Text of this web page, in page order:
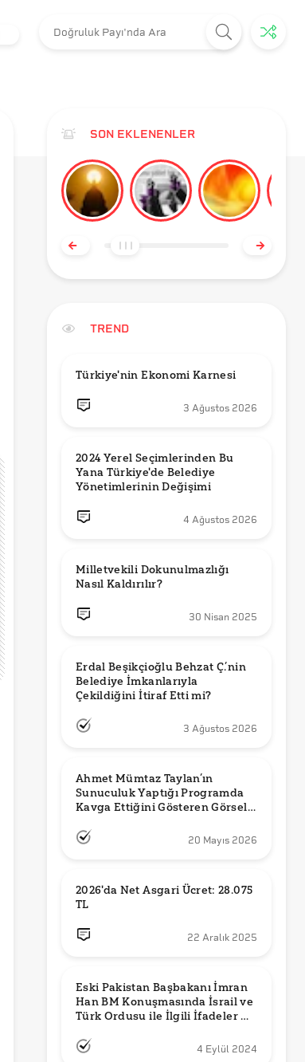
SON EKLENENLER
TREND
Türkiye'nin Ekonomi Karnesi
3 Ağustos 2026
2024 Yerel Seçimlerinden Bu
Yana Türkiye'de Belediye
Yönetimlerinin Değişimi
4 Ağustos 2026
Milletvekili Dokunulmazlığı
Nasıl Kaldırılır?
30 Nisan 2025
Erdal Beşikçioğlu Behzat Ç.’nin
Belediye İmkanlarıyla
3 Ağustos 2026
Ahmet Mümtaz Taylan’ın
Sunuculuk Yaptığı Programda
Kavga Ettiğini Gösteren Görsel
20 Mayıs 2026
2026'da Net Asgari Ücret: 28.075
TL
22 Aralık 2025
Eski Pakistan Başbakanı İmran
Han BM Konuşmasında İsrail ve
Türk Ordusu ile İlgili İfadeler mi
4 Eylül 2024